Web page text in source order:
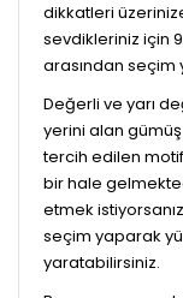
dikkatleri
sevdikleriniz için
arasından seçim
Değerli ve yarı
yerini alan
tercih edilen
bir hale
etmek
seçim yaparak
yaratabilirsiniz.